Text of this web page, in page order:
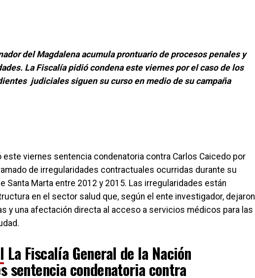
del Magdalena acumula prontuario de procesos penales y
La Fiscalía pidió condena este viernes por el caso de los
judiciales siguen su curso en medio de su campaña
este viernes sentencia condenatoria contra Carlos Caicedo por
de irregularidades contractuales ocurridas durante su
Santa Marta entre 2012 y 2015. Las irregularidades están
en el sector salud que, según el ente investigador, dejaron
y una afectación directa al acceso a servicios médicos para las
La Fiscalía General de la Nación
sentencia condenatoria contra